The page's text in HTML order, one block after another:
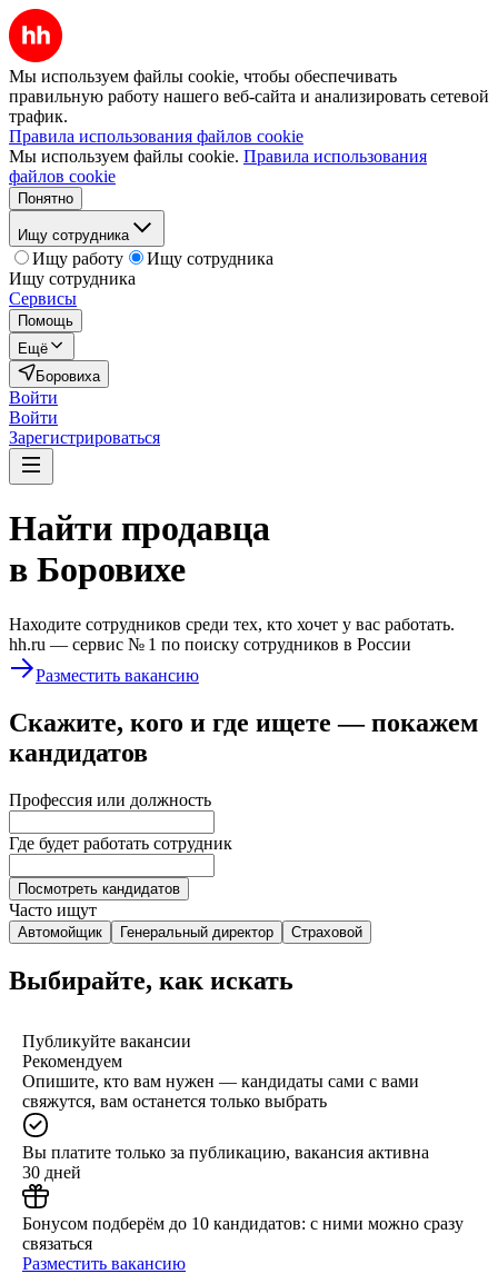
Мы используем файлы cookie, чтобы обеспечивать
правильную работу нашего веб-сайта и анализировать сетевой
трафик.
Правила использования файлов cookie
Мы используем файлы cookie. Правила использования
файлов cookie
Понятно
Ищу сотрудника
Ищу работу
Ищу сотрудника
Ищу сотрудника
Сервисы
Помощь
Ещё
Боровиха
Войти
Войти
Зарегистрироваться
Найти продавца
в Боровихе
Находите сотрудников среди тех, кто хочет у вас работать.
hh.ru — сервис № 1 по поиску сотрудников в России
Разместить вакансию
Скажите, кого и где ищете — покажем
кандидатов
Профессия или должность
Где будет работать сотрудник
Посмотреть кандидатов
Часто ищут
Автомойщик Генеральный директор Страховой
Выбирайте, как искать
Публикуйте вакансии
Рекомендуем
Опишите, кто вам нужен — кандидаты сами с вами
свяжутся, вам останется только выбрать
Вы платите только за публикацию, вакансия активна
30 дней
Бонусом подберём до 10 кандидатов: с ними можно сразу
связаться
Разместить вакансию